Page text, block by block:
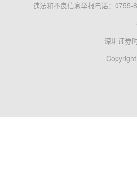
违法和不良信息举报电话：0755-
深圳证券